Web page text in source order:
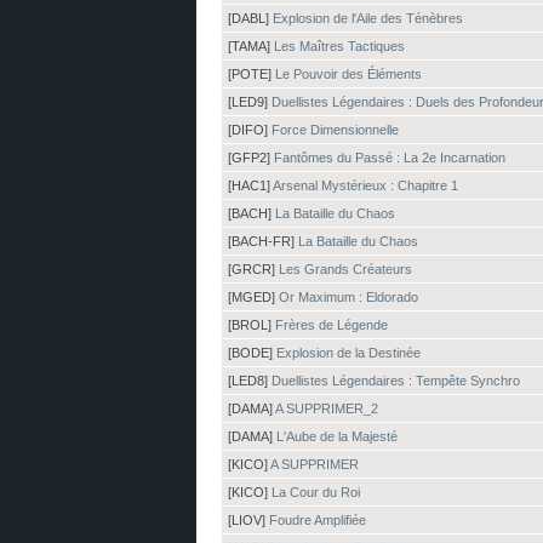
[DABL] Explosion de l'Aile des Ténèbres
[TAMA] Les Maîtres Tactiques
[POTE] Le Pouvoir des Éléments
[LED9] Duellistes Légendaires : Duels des
[DIFO] Force Dimensionnelle
[GFP2] Fantômes du Passé : La 2e Incarnation
[HAC1]Arsenal Mystérieux : Chapitre 1
[BACH] La Bataille du Chaos
[BACH-FR] La Bataille du Chaos
[GRCR] Les Grands Créateurs
[MGED] Or Maximum : Eldorado
[BROL] Frères de Légende
[BODE] Explosion de la Destinée
[LED8] Duellistes Légendaires : Tempête Synchro
[DAMA]A SUPPRIMER_2
[DAMA] L'Aube de la Majesté
[KICO]A SUPPRIMER
[KICO] La Cour du Roi
[LIOV] Foudre Amplifiée